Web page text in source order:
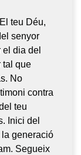
teu Déu,
senyor
el dia del
tal que
No
contra
teu
Inici del
generació
Segueix